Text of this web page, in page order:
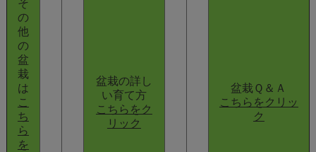
そ
の
他
の
盆
栽
は
こ
ち
ら
を
盆栽の詳し
い育て方
こちらをク
リック
盆栽Ｑ＆Ａ
こちらをクリッ
ク